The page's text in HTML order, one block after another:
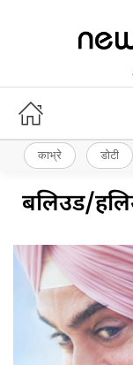
काभ्रे डोटी
बलिउड/